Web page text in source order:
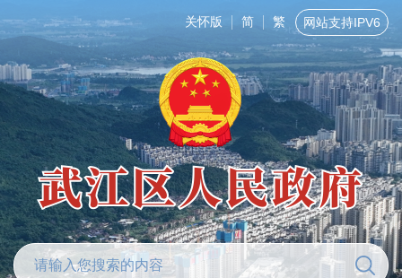
关怀版 简 繁 网站支持IPV6